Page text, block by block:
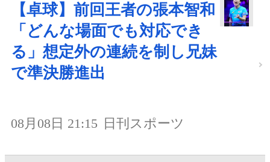
【卓球】前回王者の張本智和
「どんな場面でも対応でき
る」想定外の連続を制し兄妹
で準決勝進出
08月08日 21:15 日刊スポーツ